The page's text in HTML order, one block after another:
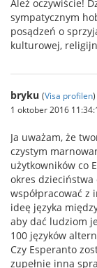
Ależ oczywiście!
sympatycznym
posądzeń o
kulturowej,
bryku (Visa profilen)
1 oktober 2016
Ja uważam, że
czystym
użytkowników co
okres dzieciństwa
współpracować z
ideę języka
aby dać ludziom
100 języków
Czy Esperanto
zupełnie inna